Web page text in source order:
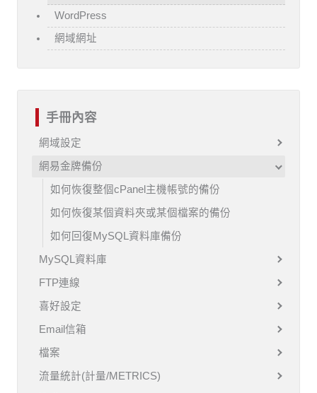
WordPress
網域網址
手冊內容
網域設定
網易金牌備份
如何恢復整個cPanel主機帳號的備份
如何恢復某個資料夾或某個檔案的備份
如何回復MySQL資料庫備份
MySQL資料庫
FTP連線
喜好設定
Email信箱
檔案
流量統計(計量/METRICS)